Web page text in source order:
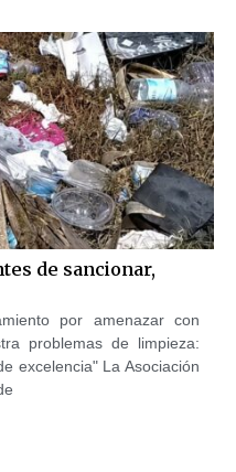
de sancionar,
por amenazar con
problemas de limpieza:
excelencia" La Asociación